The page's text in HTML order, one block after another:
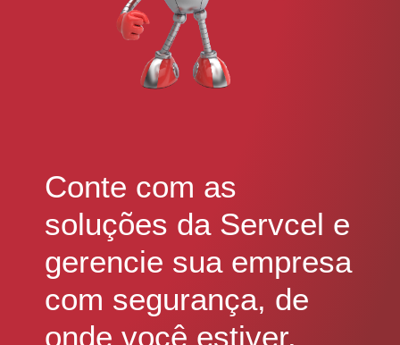
Conte com as
soluções da Servcel e
gerencie sua empresa
com segurança, de
onde você estiver.